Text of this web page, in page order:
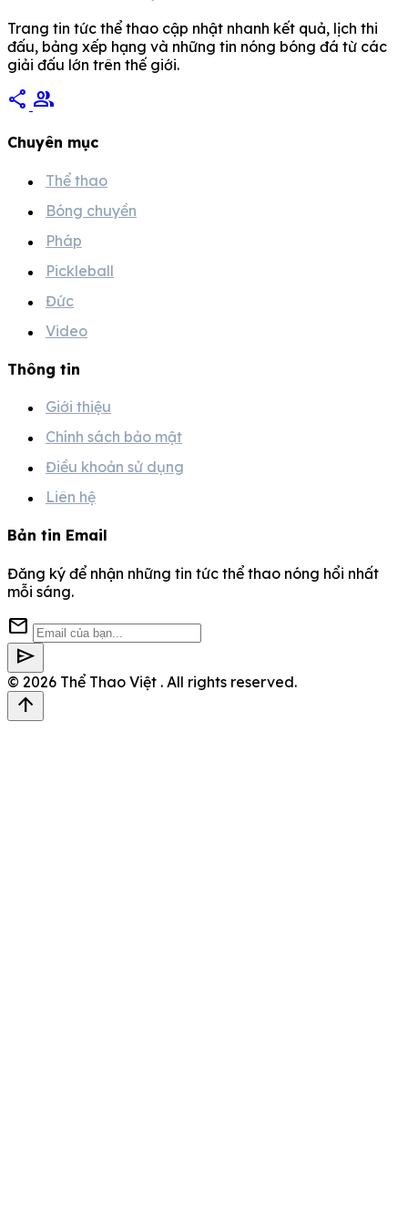
Trang tin tức thể thao cập nhật nhanh kết quả, lịch thi
đấu, bảng xếp hạng và những tin nóng bóng đá từ các
giải đấu lớn trên thế giới.
share group
Chuyên mục
Thể thao
Bóng chuyền
Pháp
Pickleball
Đức
Video
Thông tin
Giới thiệu
Chính sách bảo mật
Điều khoản sử dụng
Liên hệ
Bản tin Email
Đăng ký để nhận những tin tức thể thao nóng hổi nhất
mỗi sáng.
mail
send
© 2026 Thể Thao Việt . All rights reserved.
arrow_upward